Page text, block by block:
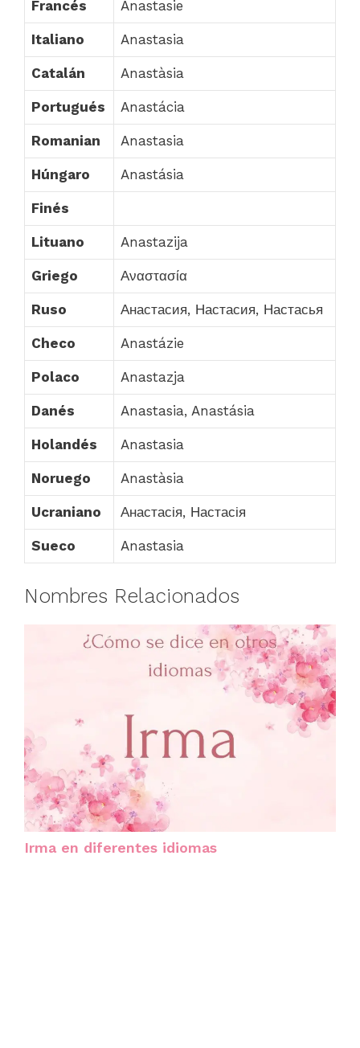
Francés Anastasie
Italiano Anastasia
Catalán Anastàsia
Portugués Anastácia
Romanian Anastasia
Húngaro Anastásia
Finés
Lituano Anastazija
Griego Αναστασία
Ruso Анастасия, Настасия, Настасья
Checo Anastázie
Polaco Anastazja
Danés Anastasia, Anastásia
Holandés Anastasia
Noruego Anastàsia
Ucraniano Анастасія, Настасія
Sueco Anastasia
Nombres Relacionados
Irma en diferentes idiomas